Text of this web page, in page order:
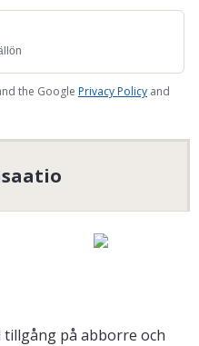
the Google Privacy Policy and
på abborre och